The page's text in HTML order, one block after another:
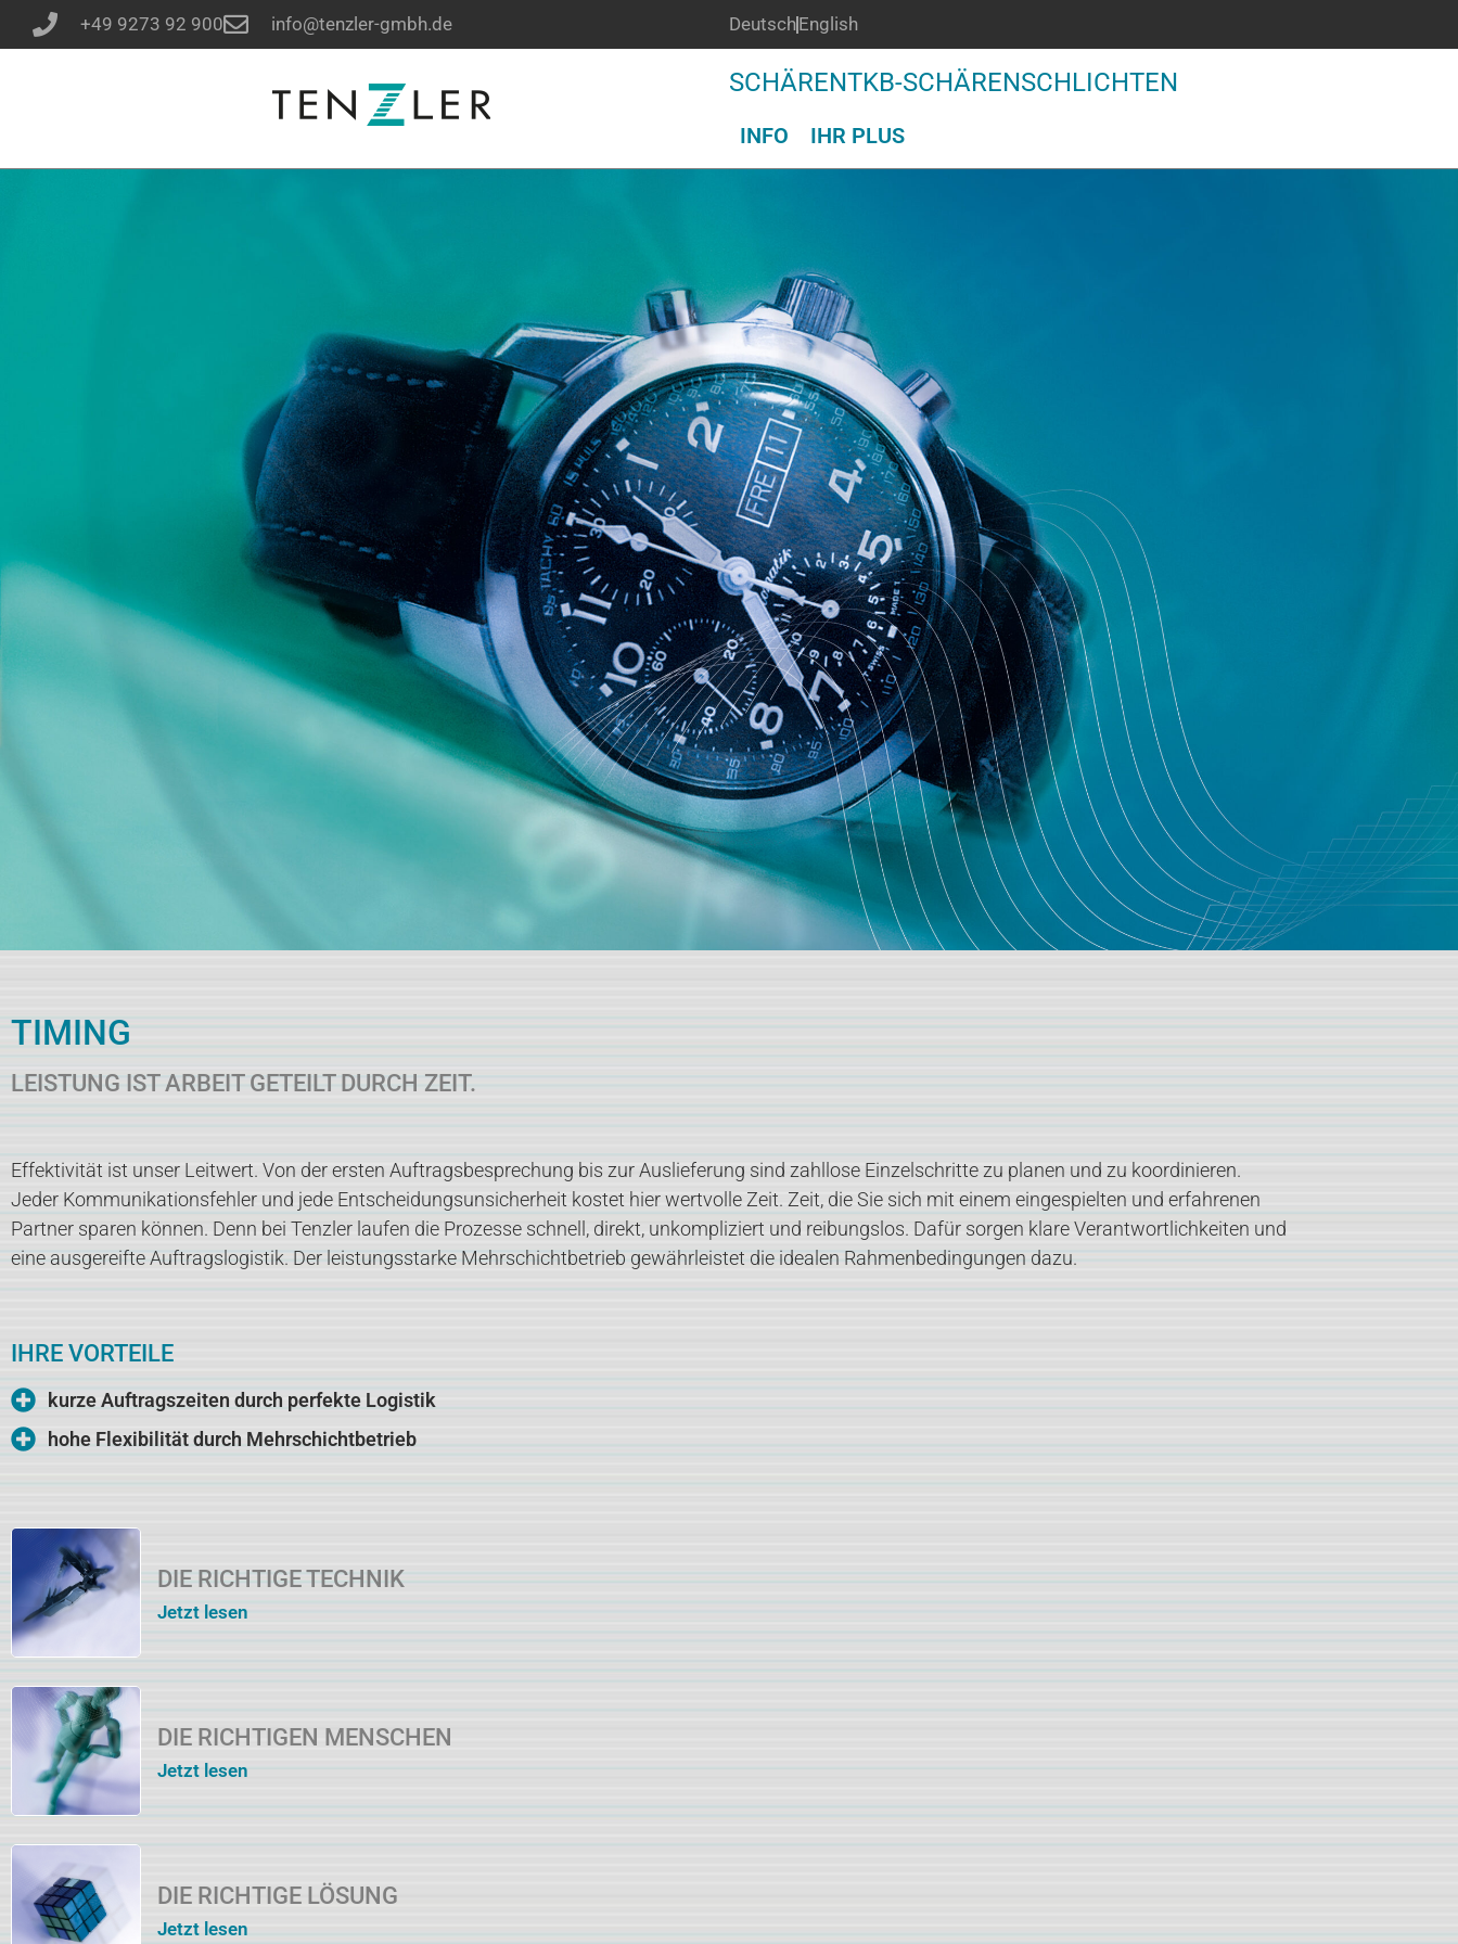
+49 9273 92 900 info@tenzler-gmbh.de DeutschEnglish
SCHÄRENTKB-SCHÄRENSCHLICHTEN
INFO IHR PLUS
TIMING
LEISTUNG IST ARBEIT GETEILT DURCH ZEIT.
Effektivität ist unser Leitwert. Von der ersten Auftragsbesprechung bis zur Auslieferung sind zahllose Einzelschritte zu planen und zu koordinieren.
Jeder Kommunikationsfehler und jede Entscheidungsunsicherheit kostet hier wertvolle Zeit. Zeit, die Sie sich mit einem eingespielten und erfahrenen
Partner sparen können. Denn bei Tenzler laufen die Prozesse schnell, direkt, unkompliziert und reibungslos. Dafür sorgen klare Verantwortlichkeiten und
eine ausgereifte Auftragslogistik. Der leistungsstarke Mehrschichtbetrieb gewährleistet die idealen Rahmenbedingungen dazu.
IHRE VORTEILE
kurze Auftragszeiten durch perfekte Logistik
hohe Flexibilität durch Mehrschichtbetrieb
DIE RICHTIGE TECHNIK
Jetzt lesen
DIE RICHTIGEN MENSCHEN
Jetzt lesen
DIE RICHTIGE LÖSUNG
Jetzt lesen